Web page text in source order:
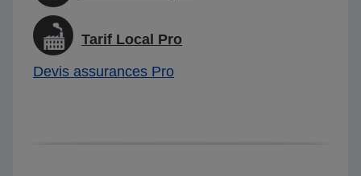
Tarif Local Pro
Devis assurances Pro